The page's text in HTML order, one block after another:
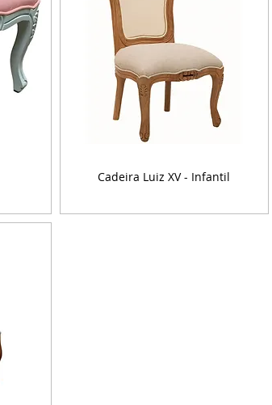
Cadeira Luiz XV - Infantil